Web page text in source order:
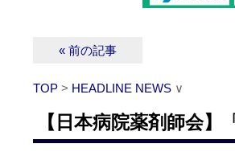
« 前の記事
TOP > HEADLINE NEWS ∨
【日本病院薬剤師会